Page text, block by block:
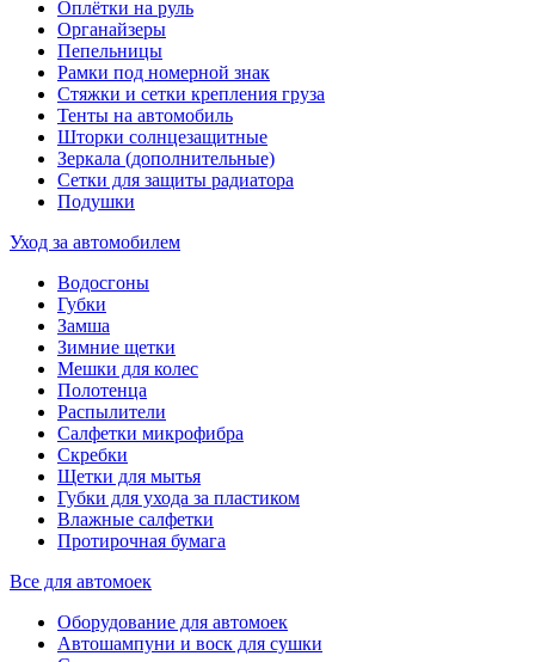
Оплётки на руль
Органайзеры
Пепельницы
Рамки под номерной знак
Стяжки и сетки крепления груза
Тенты на автомобиль
Шторки солнцезащитные
Зеркала (дополнительные)
Сетки для защиты радиатора
Подушки
Уход за автомобилем
Водосгоны
Губки
Замша
Зимние щетки
Мешки для колес
Полотенца
Распылители
Салфетки микрофибра
Скребки
Щетки для мытья
Губки для ухода за пластиком
Влажные салфетки
Протирочная бумага
Все для автомоек
Оборудование для автомоек
Автошампуни и воск для сушки